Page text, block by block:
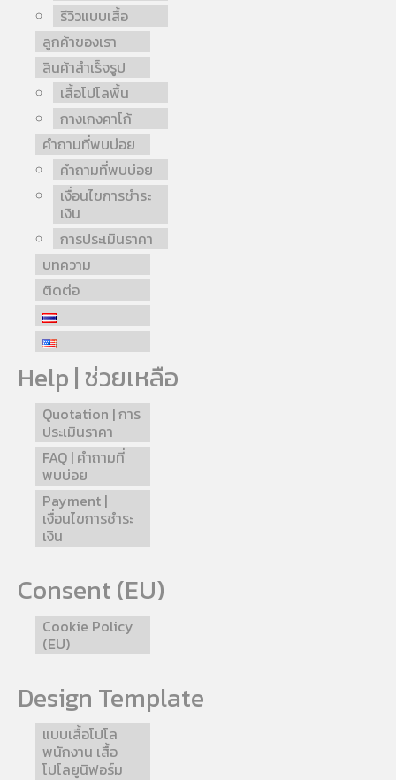
รีวิวแบบเสื้อ
ลูกค้าของเรา
สินค้าสำเร็จรูป
เสื้อโปโลพื้น
กางเกงคาโก้
คำถามที่พบบ่อย
คำถามที่พบบ่อย
เงื่อนไขการชำระ
เงิน
การประเมินราคา
บทความ
ติดต่อ
Help | ช่วยเหลือ
Quotation | การ
ประเมินราคา
FAQ | คำถามที่
พบบ่อย
Payment |
เงื่อนไขการชำระ
เงิน
Consent (EU)
Cookie Policy
(EU)
Design Template
แบบเสื้อโปโล
พนักงาน เสื้อ
โปโลยูนิฟอร์ม